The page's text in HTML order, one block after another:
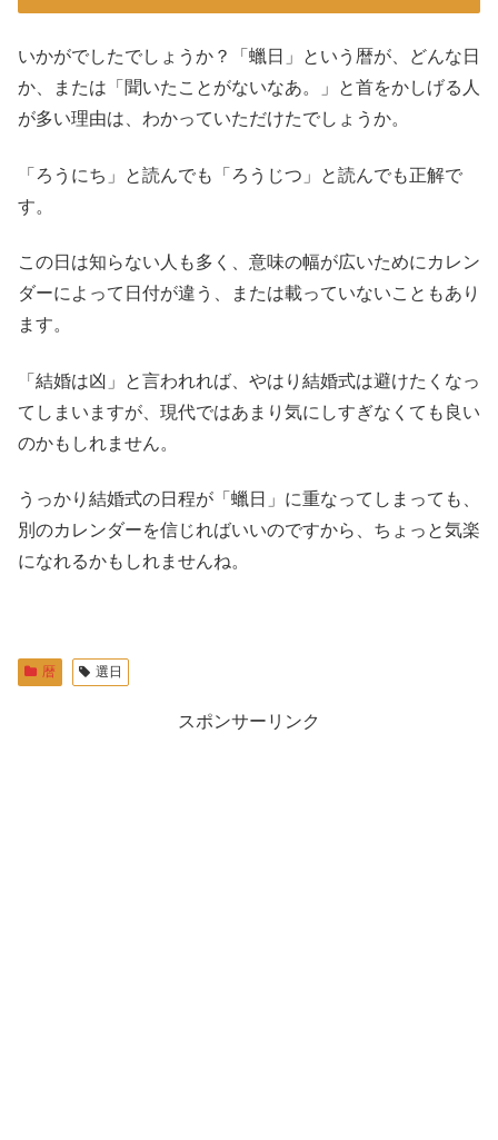
いかがでしたでしょうか？「蠟日」という暦が、どんな日
か、または「聞いたことがないなあ。」と首をかしげる人
が多い理由は、わかっていただけたでしょうか。
「ろうにち」と読んでも「ろうじつ」と読んでも正解で
す。
この日は知らない人も多く、意味の幅が広いためにカレン
ダーによって日付が違う、または載っていないこともあり
ます。
「結婚は凶」と言われれば、やはり結婚式は避けたくなっ
てしまいますが、現代ではあまり気にしすぎなくても良い
のかもしれません。
うっかり結婚式の日程が「蠟日」に重なってしまっても、
別のカレンダーを信じればいいのですから、ちょっと気楽
になれるかもしれませんね。
暦 選日
スポンサーリンク